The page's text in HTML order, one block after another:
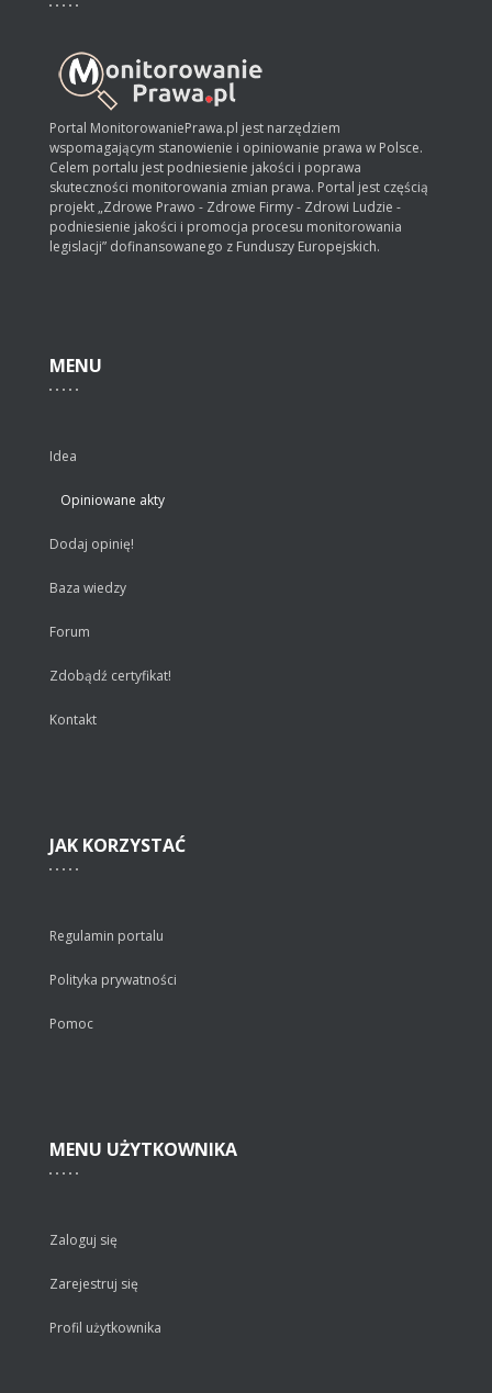
Portal MonitorowaniePrawa.pl jest narzędziem
wspomagającym stanowienie i opiniowanie prawa w Polsce.
Celem portalu jest podniesienie jakości i poprawa
skuteczności monitorowania zmian prawa. Portal jest częścią
projekt „Zdrowe Prawo - Zdrowe Firmy - Zdrowi Ludzie -
podniesienie jakości i promocja procesu monitorowania
legislacji” dofinansowanego z Funduszy Europejskich.
MENU
Idea
Opiniowane akty
Dodaj opinię!
Baza wiedzy
Forum
Zdobądź certyfikat!
Kontakt
JAK KORZYSTAĆ
Regulamin portalu
Polityka prywatności
Pomoc
MENU UŻYTKOWNIKA
Zaloguj się
Zarejestruj się
Profil użytkownika